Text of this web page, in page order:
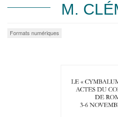
M.
Formats numériques